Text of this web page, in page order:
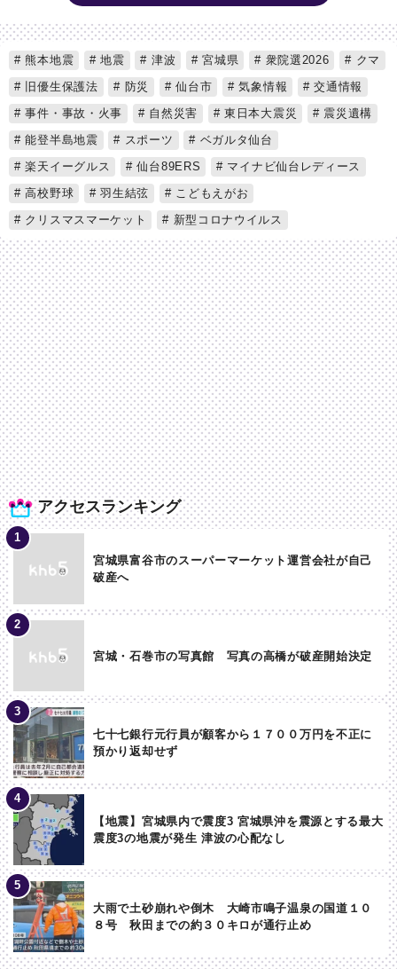
アクセスランキング
宮城県富谷市のスーパーマーケット運営会社が自己
破産へ
宮城・石巻市の写真館 写真の高橋が破産開始決定
七十七銀行元行員が顧客から１７００万円を不正に
預かり返却せず
【地震】宮城県内で震度3 宮城県沖を震源とする最大
震度3の地震が発生 津波の心配なし
大雨で土砂崩れや倒木 大崎市鳴子温泉の国道１０
８号 秋田までの約３０キロが通行止め
熊本地震 地震 津波 宮城県 衆院選2026
クマ
旧優生保護法
防災 仙台市 気象情報
交通情報
事件・事故・火事
自然災害 東日本大震災
震災遺構
能登半島地震
スポーツ
ベガルタ仙台
楽天イーグルス
仙台89ERS
マイナビ仙台レディース
高校野球
羽生結弦
こどもえがお
クリスマスマーケット
新型コロナウイルス